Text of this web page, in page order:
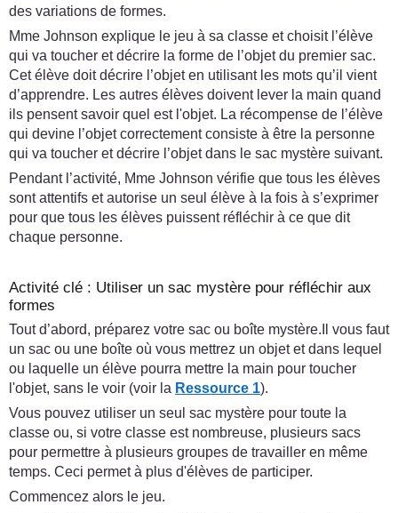
des variations de formes.
Mme Johnson explique le jeu à sa classe et choisit l’élève
qui va toucher et décrire la forme de l’objet du premier sac.
Cet élève doit décrire l’objet en utilisant les mots qu’il vient
d’apprendre. Les autres élèves doivent lever la main quand
ils pensent savoir quel est l'objet. La récompense de l’élève
qui devine l’objet correctement consiste à être la personne
qui va toucher et décrire l’objet dans le sac mystère suivant.
Pendant l’activité, Mme Johnson vérifie que tous les élèves
sont attentifs et autorise un seul élève à la fois à s’exprimer
pour que tous les élèves puissent réfléchir à ce que dit
chaque personne.
Activité clé : Utiliser un sac mystère pour réfléchir aux
formes
Tout d’abord, préparez votre sac ou boîte mystère.Il vous faut
un sac ou une boîte où vous mettrez un objet et dans lequel
ou laquelle un élève pourra mettre la main pour toucher
l'objet, sans le voir (voir la Ressource 1).
Vous pouvez utiliser un seul sac mystère pour toute la
classe ou, si votre classe est nombreuse, plusieurs sacs
pour permettre à plusieurs groupes de travailler en même
temps. Ceci permet à plus d'élèves de participer.
Commencez alors le jeu.